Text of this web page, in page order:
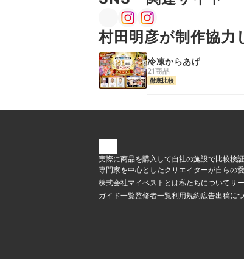
村田明彦が制作協
冷凍からあげ
21商品
徹底比較
実際に商品を購入して自社の施設で比較検証
専門家を中心としたクリエイターが自らの
株式会社マイベストとは私たちについてサ
ガイド一覧監修者一覧利用規約広告出稿に